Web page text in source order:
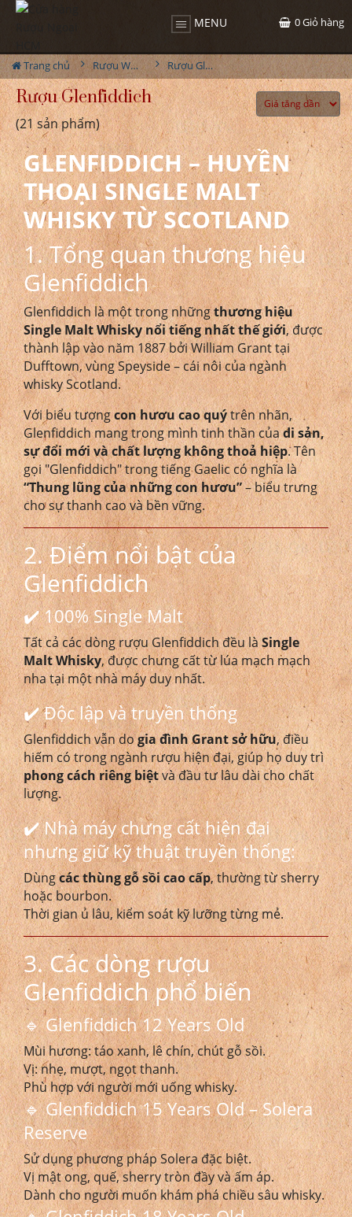
MENU 0Giỏ hàng
Trang chủ Rượu Whisky Rượu Glenfiddich
Rượu Glenfiddich
(21 sản phẩm)
GLENFIDDICH – HUYỀN
THOẠI SINGLE MALT
WHISKY TỪ SCOTLAND
1. Tổng quan thương hiệu
Glenfiddich
Glenfiddich là một trong nhữngthương hiệu
Single Malt Whisky nổi tiếng nhất thế giới, được
thành lập vào năm 1887 bởi William Grant tại
Dufftown, vùng Speyside – cái nôi của ngành
whisky Scotland.
Với biểu tượngcon hươu cao quýtrên nhãn,
Glenfiddich mang trong mình tinh thần củadi sản,
sự đổi mới và chất lượng không thoả hiệp. Tên
gọi "Glenfiddich" trong tiếng Gaelic có nghĩa là
“Thung lũng của những con hươu”– biểu trưng
cho sự thanh cao và bền vững.
2. Điểm nổi bật của
Glenfiddich
✔️ 100% Single Malt
Tất cả các dòng rượu Glenfiddich đều làSingle
Malt Whisky, được chưng cất từ lúa mạch mạch
nha tại một nhà máy duy nhất.
✔️ Độc lập và truyền thống
Glenfiddich vẫn dogia đình Grant sở hữu, điều
hiếm có trong ngành rượu hiện đại, giúp họ duy trì
phong cách riêng biệtvà đầu tư lâu dài cho chất
lượng.
✔️ Nhà máy chưng cất hiện đại
nhưng giữ kỹ thuật truyền thống:
Dùngcác thùng gỗ sồi cao cấp, thường từ sherry
hoặc bourbon.
Thời gian ủ lâu, kiểm soát kỹ lưỡng từng mẻ.
3. Các dòng rượu
Glenfiddich phổ biến
🔹 Glenfiddich 12 Years Old
Mùi hương: táo xanh, lê chín, chút gỗ sồi.
Vị: nhẹ, mượt, ngọt thanh.
Phù hợp với người mới uống whisky.
🔹 Glenfiddich 15 Years Old – Solera
Reserve
Sử dụng phương pháp Solera đặc biệt.
Vị mật ong, quế, sherry tròn đầy và ấm áp.
Dành cho người muốn khám phá chiều sâu whisky.